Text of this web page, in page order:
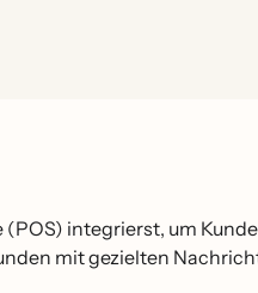
(POS) integrierst, um
mit gezielten